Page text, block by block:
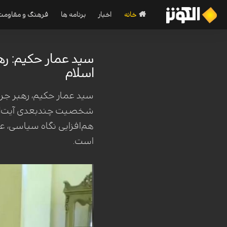
خانه اخبار برنامه ها فرهنگ و
سید عمار حکیم:
اسلام
سید عمار حکیم، رهبر
شخصیت چندبعدی
هم‌افزایی نگاه سیاسی،
است.